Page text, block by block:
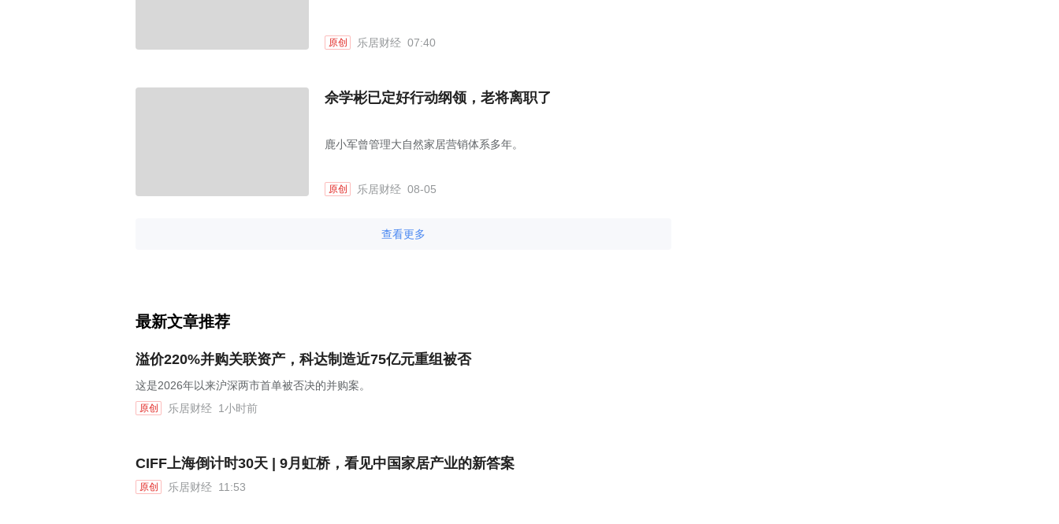
原创 乐居财经 07:40
佘学彬已定好行动纲领，老将离职了
鹿小军曾管理大自然家居营销体系多年。
原创 乐居财经 08-05
查看更多
最新文章推荐
溢价220%并购关联资产，科达制造近75亿元重组被否
这是2026年以来沪深两市首单被否决的并购案。
原创 乐居财经 1小时前
CIFF上海倒计时30天 | 9月虹桥，看见中国家居产业的新答案
原创 乐居财经 11:53